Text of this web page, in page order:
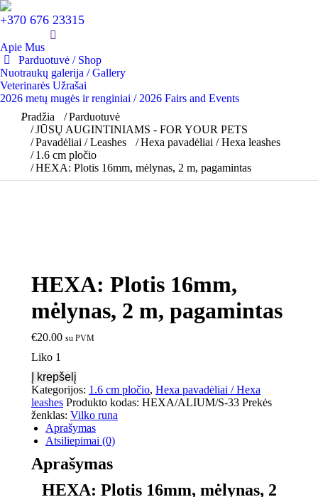
+370 676 23315
Apie Mus
Parduotuvė / Shop
Nuotraukų galerija / Gallery
Veterinarės Užrašai
2026 metų mugės ir renginiai / 2026 Fairs and Events
You are here:
Pradžia
Parduotuvė
JŪSŲ AUGINTINIAMS - FOR YOUR PETS
Pavadėliai / Leashes
Hexa pavadėliai / Hexa leashes
1.6 cm pločio
HEXA: Plotis 16mm, mėlynas, 2 m, pagamintas
HEXA: Plotis 16mm,
mėlynas, 2 m, pagamintas
€20.00 su PVM
Liko 1
Į krepšelį
Kategorijos: 1.6 cm pločio, Hexa pavadėliai / Hexa
leashes Produkto kodas: HEXA/ALIUM/S-33 Prekės
ženklas: Vilko runa
Aprašymas
Atsiliepimai (0)
Aprašymas
HEXA: Plotis 16mm, mėlynas, 2